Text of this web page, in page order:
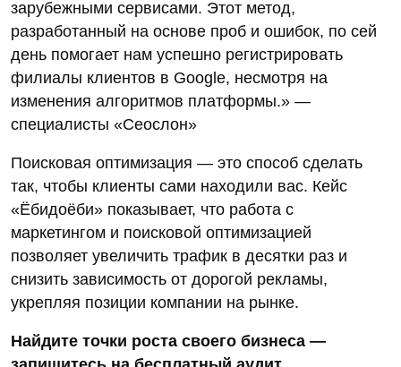
Миграция сайта: как сохранили
позиции и трафик
Смена движка сайта — процесс, сопряжённый с
риском потери позиций в поисковых системах.
трафика, поскольку пользователи перестали бы
находить «Ёбидоёби» по привычным запросам.
Однако новый движок для сайта обещал
улучшение скорости и стабильности работы,
поэтому было принято решение о переходе на
него.
миграции: